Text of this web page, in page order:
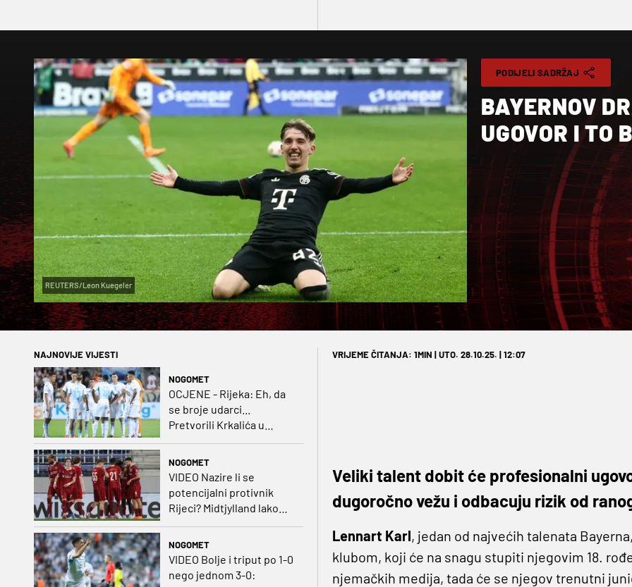
REUTERS/Leon Kuegeler
PODIJELI SADRŽAJ
BAYERNOV
UGOVOR I TO
NAJNOVIJE VIJESTI
NOGOMET
OCJENE - Rijeka: Eh, da
se broje udarci...
Pretvorili Krkalića u
junaka, a izlet na uzvrat u
NOGOMET
VIDEO Nazire li se
potencijalni protivnik
Rijeci? Midtjylland lako
NOGOMET
VIDEO Bolje i triput po 1-0
nego jednom 3-0:
VRIJEME ČITANJA: 1MIN | UTO. 28.10.25. | 12:07
Veliki talent dobit će profesionalni
dugoročno vežu i odbacuju rizik od
Lennart Karl, jedan od najvećih talenata
klubom, koji će na snagu stupiti njegovim 18.
njemačkih medija, tada će se njegov trenutni